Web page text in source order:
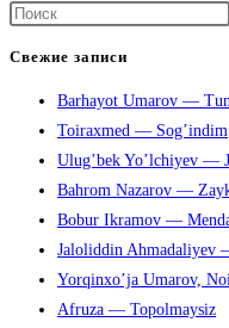
Свежие записи
Barhayot Umarov —
Toiraxmed — Sog’indim
Ulug’bek Yo’lchiyev —
Bahrom Nazarov —
Bobur Ikramov —
Jaloliddin Ahmadaliyev
Yorqinxo’ja Umarov,
Afruza — Topolmaysiz